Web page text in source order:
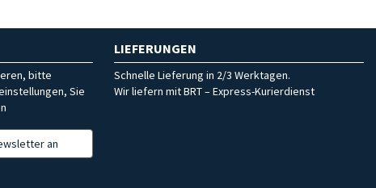
bitte
Sie
an
LIEFERUNGEN
Schnelle Lieferung in 2/3 Werktagen.
Wir liefern mit BRT – Express-Kurierdienst